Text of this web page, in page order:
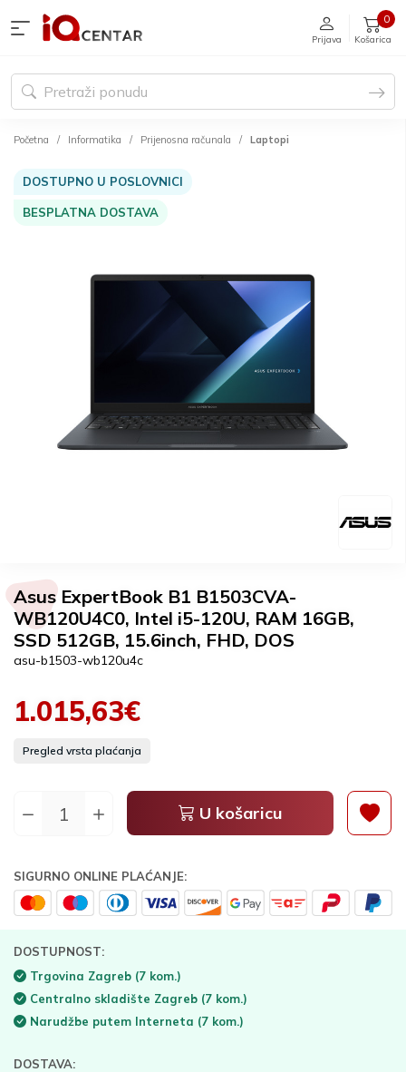
Prijava Košarica
0
Početna Informatika Prijenosna računala Laptopi
DOSTUPNO U POSLOVNICI
BESPLATNA DOSTAVA
Asus ExpertBook B1 B1503CVA-
WB120U4C0, Intel i5-120U, RAM 16GB,
SSD 512GB, 15.6inch, FHD, DOS
asu-b1503-wb120u4c
1.015,63€
Pregled vrsta plaćanja
U košaricu
SIGURNO ONLINE PLAĆANJE:
DOSTUPNOST:
Trgovina Zagreb (7 kom.)
Centralno skladište Zagreb (7 kom.)
Narudžbe putem Interneta (7 kom.)
DOSTAVA: